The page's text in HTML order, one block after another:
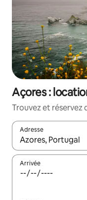
Açores :
Trouvez et réservez
Adresse
Lorsque les
Arrivée